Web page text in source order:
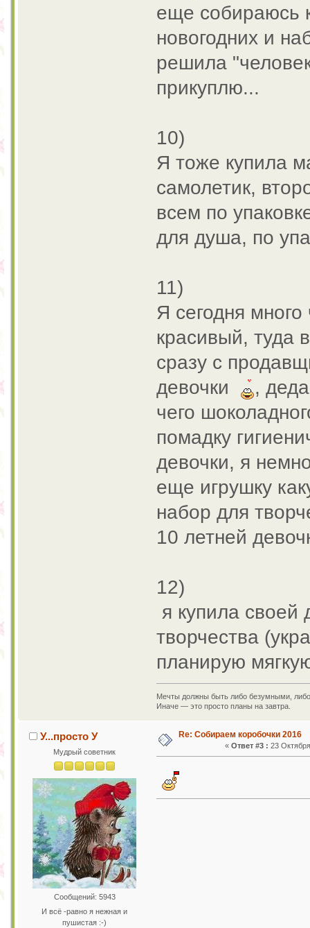
еще собираюсь
новогодних и
решила
прикуплю...
10)
Я тоже купила
самолетик,
всем по
для душа, по
11)
Я сегодня
красивый, туда
сразу с
девочки
,
чего
помадку
девочки, я
еще игрушку
набор для
10 летней
12)
я купила своей
творчества
планирую
Мечты должны быть либо безумными,
Иначе — это просто планы на завтра.
У...просто У
Мудрый советник
Сообщений: 5943
И всё -равно я нежная и
пушистая :-)
Re: Собираем коробочки 2016
«Ответ #3 : 23